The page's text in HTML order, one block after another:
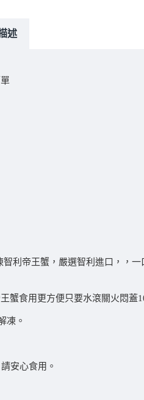
述
利帝王蟹，嚴選智利進口，，
蟹食用更方便只要水滾關火悶蓋
凍。
安心食用。